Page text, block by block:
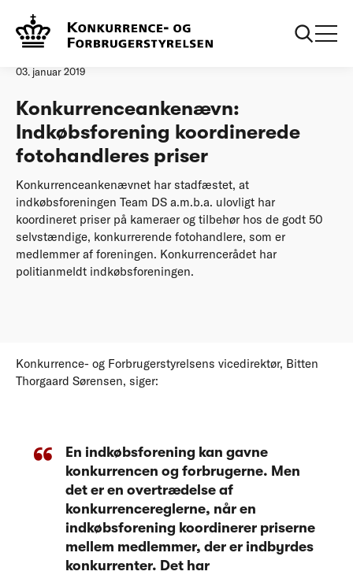
Forside
03. januar 2019
Konkurrenceankenævn:
Indkøbsforening koordinerede
fotohandleres priser
Konkurrenceankenævnet har stadfæstet, at
indkøbsforeningen Team DS a.m.b.a. ulovligt har
koordineret priser på kameraer og tilbehør hos de godt 50
selvstændige, konkurrerende fotohandlere, som er
medlemmer af foreningen. Konkurrencerådet har
politianmeldt indkøbsforeningen.
Konkurrence- og Forbrugerstyrelsens vicedirektør, Bitten
Thorgaard Sørensen, siger:
En indkøbsforening kan gavne
konkurrencen og forbrugerne. Men
det er en overtrædelse af
konkurrencereglerne, når en
indkøbsforening koordinerer priserne
mellem medlemmer, der er indbyrdes
konkurrenter. Det har